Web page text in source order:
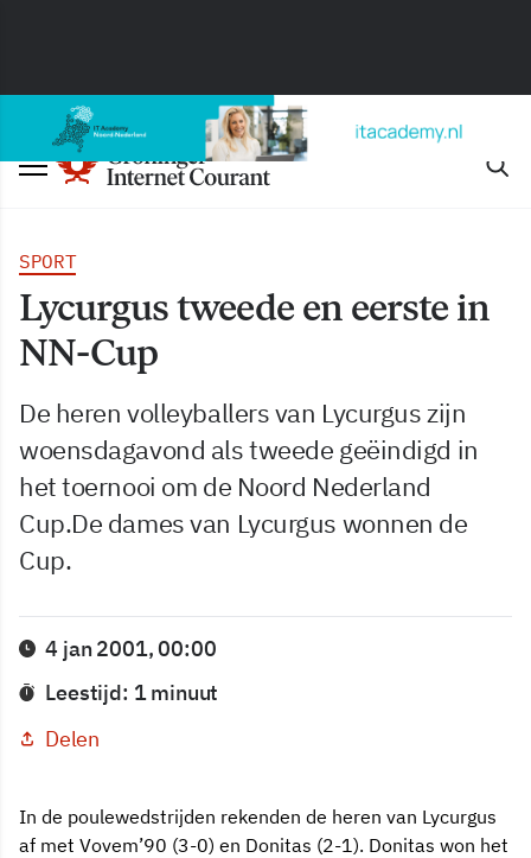
SPORT
Lycurgus tweede en eerste in
NN-Cup
De heren volleyballers van Lycurgus zijn
woensdagavond als tweede geëindigd in
het toernooi om de Noord Nederland
Cup.De dames van Lycurgus wonnen de
Cup.
4 jan 2001, 00:00
Leestijd: 1 minuut
Delen
In de poulewedstrijden rekenden de heren van Lycurgus
af met Vovem’90 (3-0) en Donitas (2-1). Donitas won het